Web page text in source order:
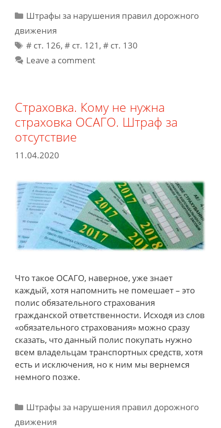
Categories
Штрафы за нарушения правил дорожного
движения
Tags
# cт. 126,# ст. 121 ,# ст. 130
Leave a comment
Страховка. Кому не нужна
страховка ОСАГО. Штраф за
отсутствие
11.04.2020
Что такое ОСАГО, наверное, уже знает
каждый, хотя напомнить не помешает – это
полис обязательного страхования
гражданской ответственности. Исходя из слов
«обязательного страхования» можно сразу
сказать, что данный полис покупать нужно
всем владельцам транспортных средств, хотя
есть и исключения, но к ним мы вернемся
немного позже.
Categories
Штрафы за нарушения правил дорожного
движения